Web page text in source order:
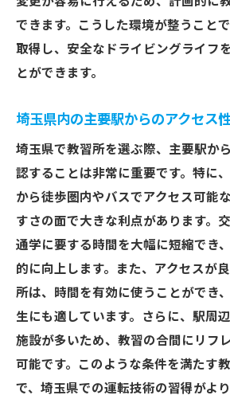
影響
教習所の選択基準としての
の重要性
実践的な練習をサポートす
シミュレーターを活用した
教官の質を重視埼玉県で信頼
び方
指導方法の合う教官を見つ
優れた教官が運転技術に与
教官の評判を口コミで確認
教官と生徒の信頼関係を築
教官の指導方針と自分の
グ
できます。こうした環境が整うこと
取得し、安全なドライビングライフ
とができます。
埼玉県内の主要駅からのアクセス
埼玉県で教習所を選ぶ際、主要駅か
認することは非常に重要です。特に
から徒歩圏内やバスでアクセス可能
すさの面で大きな利点があります。
通学に要する時間を大幅に短縮でき
的に向上します。また、アクセスが
所は、時間を有効に使うことができ
生にも適しています。さらに、駅周
施設が多いため、教習の合間にリフ
可能です。このような条件を満たす
で、埼玉県での運転技術の習得がよ